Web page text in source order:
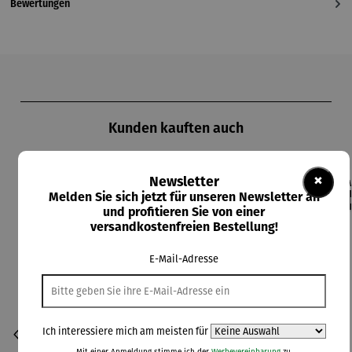
Bewertungen
Kunden kauften auch
8% gespartRabatt
×
Newsletter
Melden Sie sich jetzt für unseren Newsletter an
und profitieren Sie von einer
versandkostenfreien Bestellung!
E-Mail-Adresse
Ich interessiere mich am meisten für